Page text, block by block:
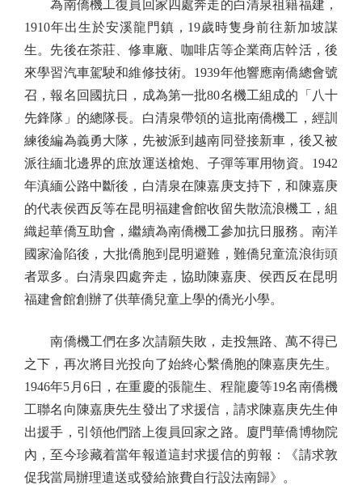
為南僑機工復員回家四處奔走的白清泉祖籍福建，
1910年出生於安溪龍門鎮，19歲時隻身前往新加坡謀
生。先後在茶莊、修車廠、咖啡店等企業商店幹活，後
來學習汽車駕駛和維修技術。1939年他響應南僑總會號
召，報名回國抗日，成為第一批80名機工組成的「八十
先鋒隊」的總隊長。白清泉帶領的這批南僑機工，經訓
練後編為義勇大隊，先被派到越南同登接新車，後又被
派往緬北邊界的庶放運送槍炮、子彈等軍用物資。1942
年滇緬公路中斷後，白清泉在陳嘉庚支持下，和陳嘉庚
的代表侯西反等在昆明福建會館收留失散流浪機工，組
織起華僑互助會，繼續為南僑機工參加抗日服務。南洋
國家淪陷後，大批僑胞到昆明避難，難僑兒童流浪街頭
者眾多。白清泉四處奔走，協助陳嘉庚、侯西反在昆明
福建會館創辦了供華僑兒童上學的僑光小學。
南僑機工們在多次請願失敗，走投無路、萬不得已
之下，再次將目光投向了始終心繫僑胞的陳嘉庚先生。
1946年5月6日，在重慶的張龍生、程龍慶等19名南僑機
工聯名向陳嘉庚先生發出了求援信，請求陳嘉庚先生伸
出援手，引領他們踏上復員回家之路。廈門華僑博物院
內，至今珍藏着當年報道這封求援信的剪報：《請求敦
促我當局辦理遣送或發給旅費自行設法南歸》。